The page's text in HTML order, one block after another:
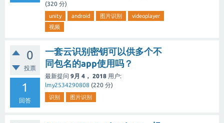
(320 分)
unity android 图片识别
videoplayer
视频
0
投票
1
回答
一套云识别密钥可以供多个不
同包名的app使用吗？
最新提问 9月 4， 2018 用户:
lmy2534290808 (220 分)
识别 图片识别